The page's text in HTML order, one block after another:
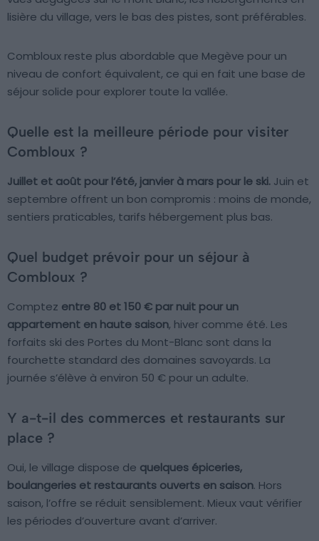
lisière du village, vers le bas des pistes, sont préférables.
Combloux reste plus abordable que Megève pour un
niveau de confort équivalent, ce qui en fait une base de
séjour solide pour explorer toute la vallée.
Quelle est la meilleure période pour visiter
Combloux ?
Juillet et août pour l’été, janvier à mars pour le ski. Juin et
septembre offrent un bon compromis : moins de monde,
sentiers praticables, tarifs hébergement plus bas.
Quel budget prévoir pour un séjour à
Combloux ?
Comptez entre 80 et 150 € par nuit pour un
appartement en haute saison, hiver comme été. Les
forfaits ski des Portes du Mont-Blanc sont dans la
fourchette standard des domaines savoyards. La
journée s’élève à environ 50 € pour un adulte.
Y a-t-il des commerces et restaurants sur
place ?
Oui, le village dispose de quelques épiceries,
boulangeries et restaurants ouverts en saison. Hors
saison, l’offre se réduit sensiblement. Mieux vaut vérifier
les périodes d’ouverture avant d’arriver.